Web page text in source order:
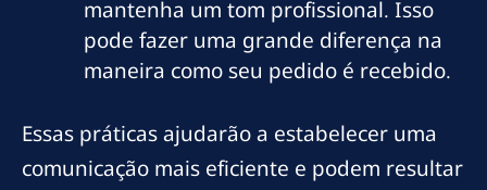
mantenha um tom profissional. Isso
pode fazer uma grande diferença na
maneira como seu pedido é recebido.
Essas práticas ajudarão a estabelecer uma
comunicação mais eficiente e podem resultar